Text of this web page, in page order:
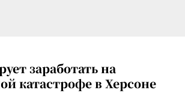
заработать на
катастрофе в Херсоне